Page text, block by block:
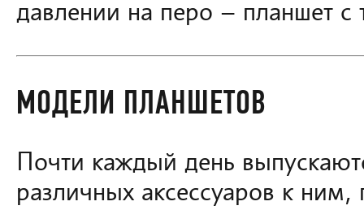
давлении на перо – планшет
МОДЕЛИ ПЛАНШЕТОВ
Почти каждый день
различных аксессуаров к ним,